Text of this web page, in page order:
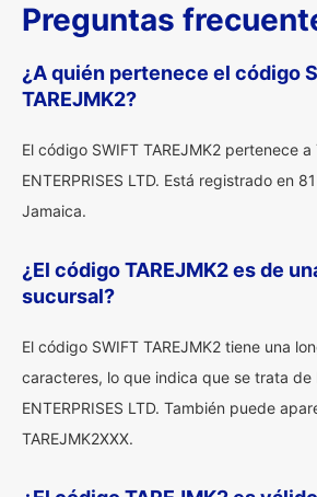
Preguntas
¿A quién pertenece el código
TAREJMK2?
El código SWIFT TAREJMK2 pertenece a
ENTERPRISES LTD. Está registrado en
Jamaica.
¿El código TAREJMK2 es de
sucursal?
El código SWIFT TAREJMK2 tiene una
caracteres, lo que indica que se trata de
ENTERPRISES LTD. También puede
TAREJMK2XXX.